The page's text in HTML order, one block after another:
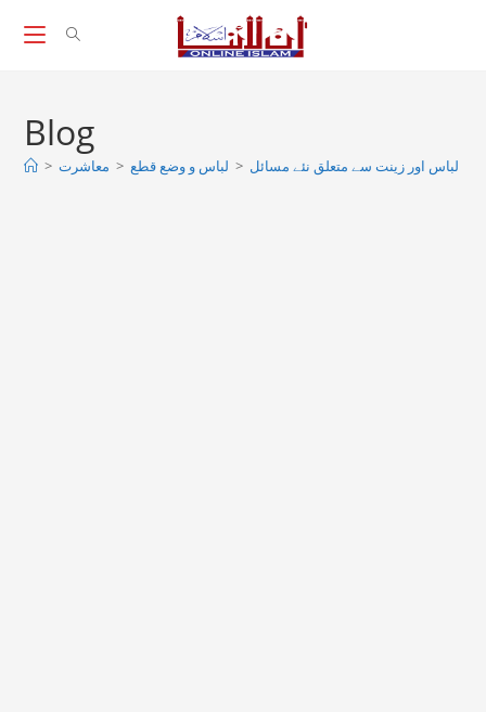
Blog
> معاشرت > لباس و وضع قطع > لباس اور زینت سے متعلق نئے مسائل